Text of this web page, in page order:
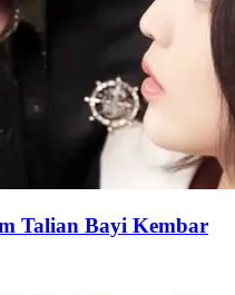
Talian Bayi Kembar